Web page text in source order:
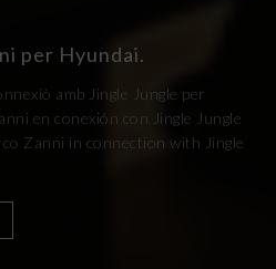
per Hyundai.
amb Jingle Jungle per
en conexión con Jingle Jungle
Zanni in connection with Jingle